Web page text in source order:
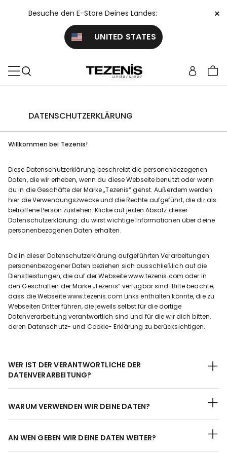
Besuche den E-Store Deines Landes:
UNITED STATES
×
DATENSCHUTZERKLÄRUNG
Willkommen bei Tezenis!
Diese Datenschutzerklärung beschreibt die personenbezogenen
Daten, die wir erheben, wenn du diese Webseite benutzt oder wenn
du in die Geschäfte der Marke „Tezenis“ gehst. Außerdem werden
hier die Verwendungszwecke und die Rechte aufgeführt, die dir als
betroffene Person zustehen. Klicke auf jeden Absatz dieser
Datenschutzerklärung: du wirst wichtige Informationen über deine
personenbezogenen Daten erhalten.
Die in dieser Datenschutzerklärung aufgeführten Verarbeitungen
personenbezogener Daten beziehen sich ausschließlich auf die
Dienstleistungen, die auf der Webseite www.tezenis.com oder in
den Geschäften der Marke „Tezenis“ verfügbar sind. Bitte beachte,
dass die Webseite www.tezenis.com Links enthalten könnte, die zu
Webseiten Dritter führen, die jeweils selbst für die dortige
Datenverarbeitung verantwortlich sind und für die wir dich bitten,
deren Datenschutz- und Cookie- Erklärung zu berücksichtigen.
WER IST DER VERANTWORTLICHE DER
DATENVERARBEITUNG?
WARUM VERWENDEN WIR DEINE DATEN?
AN WEN GEBEN WIR DEINE DATEN WEITER?